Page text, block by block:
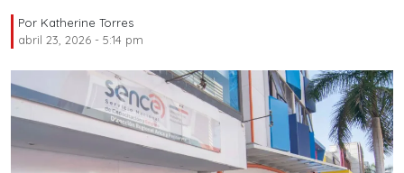
Por Katherine Torres
abril 23, 2026 - 5:14 pm